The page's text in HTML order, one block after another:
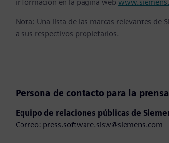
información en la página web
Nota: Una lista de las marcas relevantes de
a sus respectivos propietarios.
Persona de contacto para la prensa
Equipo de relaciones públicas de
Correo: press.software.sisw@siemens.com